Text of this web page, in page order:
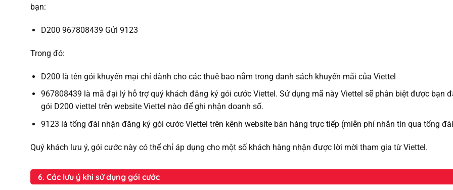
bạn:
D200 967808439 Gửi 9123
Trong đó:
D200 là tên gói khuyến mại chỉ dành cho các thuê bao nằm trong danh sách khuyến mãi của Viettel
967808439 là mã đại lý hỗ trợ quý khách đăng ký gói cước Viettel. Sử dụng mã này Viettel sẽ phân biệt được bạn
gói D200 viettel trên website Viettel nào để ghi nhận doanh số.
9123 là tổng đài nhận đăng ký gói cước Viettel trên kênh website bán hàng trực tiếp (miễn phí nhắn tin qua tổng
Quý khách lưu ý, gói cước này có thể chỉ áp dụng cho một số khách hàng nhận được lời mời tham gia từ Viettel.
6. Các lưu ý khi sử dụng gói cước